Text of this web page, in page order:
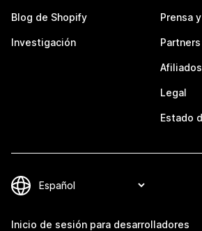
Blog de Shopify
Investigación
Prensa
Partners
Afiliados
Legal
Estado
Inicio de sesión para desarrolladores